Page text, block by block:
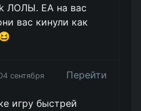
ЛОЛЫ. EA на вас
вас кинули как
сентября
Перейти
игру быстрей